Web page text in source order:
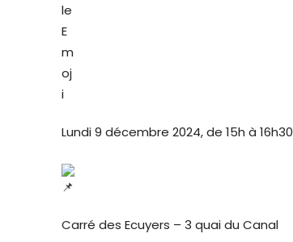
Lundi 9 décembre 2024, de 15h à 16h30
Carré des Ecuyers – 3 quai du Canal